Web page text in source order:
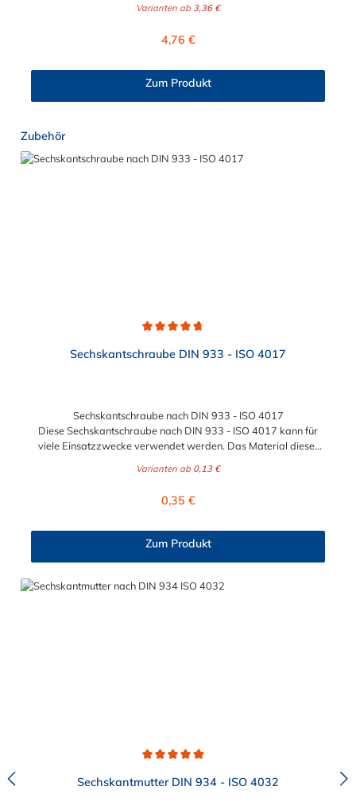
verkleinert.
Varianten ab 3,36 €
Regulärer Preis:
4,76 €
Zum Produkt
Produktgalerie überspringen
Zubehör
Sechskantschraube DIN 933 - ISO 4017
Sechskantschraube nach DIN 933 - ISO 4017
Diese Sechskantschraube nach DIN 933 - ISO 4017 kann für
viele Einsatzzwecke verwendet werden. Das Material dieser
wählbar. Die Gewindegröße und Stärke
zwischen den Größen M6 x 20 mm bis maximal M24 x 80 mm
Varianten ab 0,13 €
Regulärer Preis:
0,35 €
Zum Produkt
Sechskantmutter DIN 934 - ISO 4032